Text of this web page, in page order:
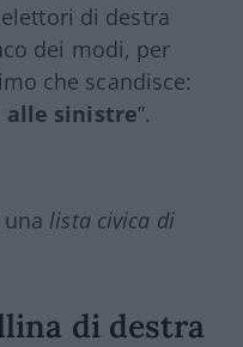
di destra
dei modi, per
che scandisce:
alle sinistre”.
lista civica di
di destra